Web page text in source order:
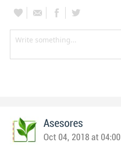
Asesores
Oct 04, 2018 at 04:00